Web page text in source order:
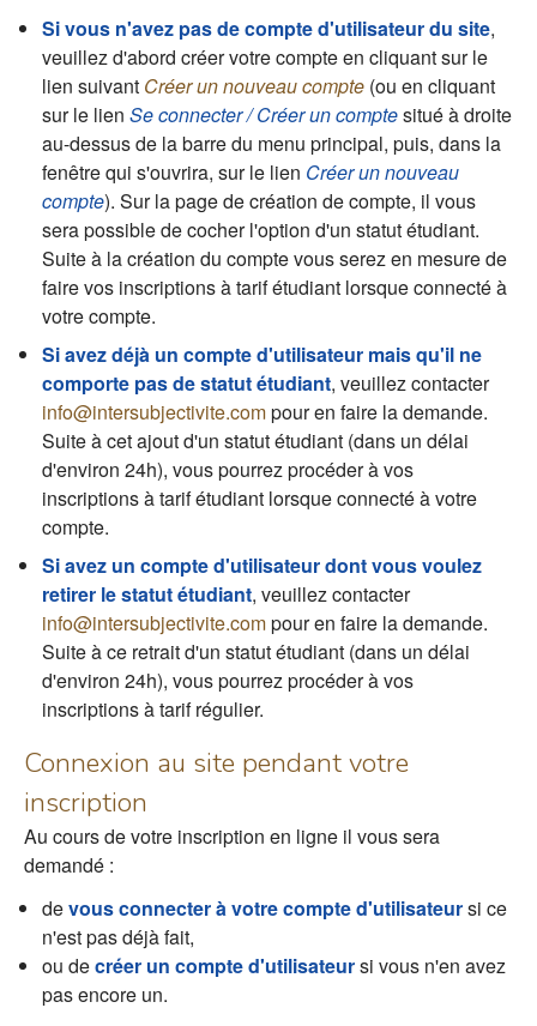
Si vous n'avez pas de compte d'utilisateur du site,
veuillez d'abord créer votre compte en cliquant sur le
lien suivant Créer un nouveau compte (ou en cliquant
sur le lien Se connecter / Créer un comptesitué à droite
au-dessus de la barre du menu principal, puis, dans la
fenêtre qui s'ouvrira, sur le lien Créer un nouveau
compte). Sur la page de création de compte, il vous
sera possible de cocher l'option d'un statut étudiant.
Suite à la création du compte vous serez en mesure de
faire vos inscriptions à tarif étudiant lorsque connecté à
votre compte.
Si avez déjà un compte d'utilisateur mais qu'il ne
comporte pas de statut étudiant, veuillez contacter
info@intersubjectivite.compour en faire la demande.
Suite à cet ajout d'un statut étudiant (dans un délai
d'environ 24h), vous pourrez procéder à vos
inscriptions à tarif étudiant lorsque connecté à votre
compte.
Si avez un compte d'utilisateur dont vous voulez
retirer le statut étudiant, veuillez contacter
info@intersubjectivite.compour en faire la demande.
Suite à ce retrait d'un statut étudiant (dans un délai
d'environ 24h), vous pourrez procéder à vos
inscriptions à tarif régulier.
Connexion au site pendant votre
inscription
Au cours de votre inscription en ligne il vous sera
demandé :
devous connecter à votre compte d'utilisateursi ce
n'est pas déjà fait,
ou decréer un compte d'utilisateursi vous n'en avez
pas encore un.